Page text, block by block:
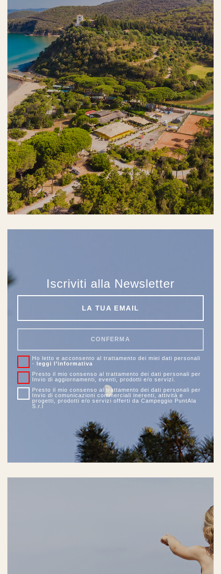
Iscriviti alla Newsletter
CONFERMA
Ho letto e acconsento al trattamento dei miei dati personali
-
leggi l’informativa
Presto il mio consenso al trattamento dei dati personali per
Invio di aggiornamenti, eventi, prodotti e/o servizi.
Presto il mio consenso al trattamento dei dati personali per
Invio di comunicazioni commerciali inerenti, attività e
progetti, prodotti e/o servizi offerti da Campeggio PuntAla
S.r.l